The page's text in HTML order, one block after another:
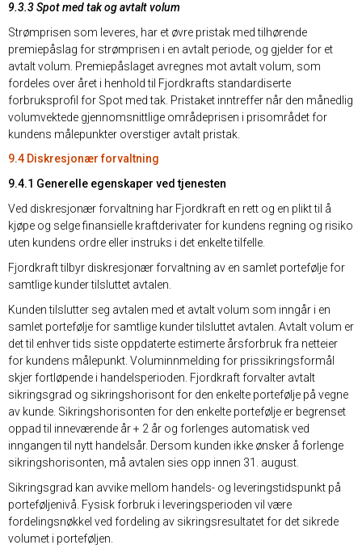
9.3.3 Spot med tak og avtalt volum
Strømprisen som leveres, har et øvre pristak med tilhørende
premiepåslag for strømprisen i en avtalt periode, og gjelder for et
avtalt volum. Premiepåslaget avregnes mot avtalt volum, som
fordeles over året i henhold til Fjordkrafts standardiserte
forbruksprofil for Spot med tak. Pristaket inntreffer når den månedlig
volumvektede gjennomsnittlige områdeprisen i prisområdet for
kundens målepunkter overstiger avtalt pristak.
9.4 Diskresjonær forvaltning
9.4.1 Generelle egenskaper ved tjenesten
Ved diskresjonær forvaltning har Fjordkraft en rett og en plikt til å
kjøpe og selge finansielle kraftderivater for kundens regning og risiko
uten kundens ordre eller instruks i det enkelte tilfelle.
Fjordkraft tilbyr diskresjonær forvaltning av en samlet portefølje for
samtlige kunder tilsluttet avtalen.
Kunden tilslutter seg avtalen med et avtalt volum som inngår i en
samlet portefølje for samtlige kunder tilsluttet avtalen. Avtalt volum er
det til enhver tids siste oppdaterte estimerte årsforbruk fra netteier
for kundens målepunkt. Voluminnmelding for prissikringsformål
skjer fortløpende i handelsperioden. Fjordkraft forvalter avtalt
sikringsgrad og sikringshorisont for den enkelte portefølje på vegne
av kunde. Sikringshorisonten for den enkelte portefølje er begrenset
oppad til inneværende år + 2 år og forlenges automatisk ved
inngangen til nytt handelsår. Dersom kunden ikke ønsker å forlenge
sikringshorisonten, må avtalen sies opp innen 31. august.
Sikringsgrad kan avvike mellom handels- og leveringstidspunkt på
porteføljenivå. Fysisk forbruk i leveringsperioden vil være
fordelingsnøkkel ved fordeling av sikringsresultatet for det sikrede
volumet i porteføljen.